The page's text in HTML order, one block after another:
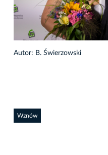
Autor: B. Świerzowski
Wznów